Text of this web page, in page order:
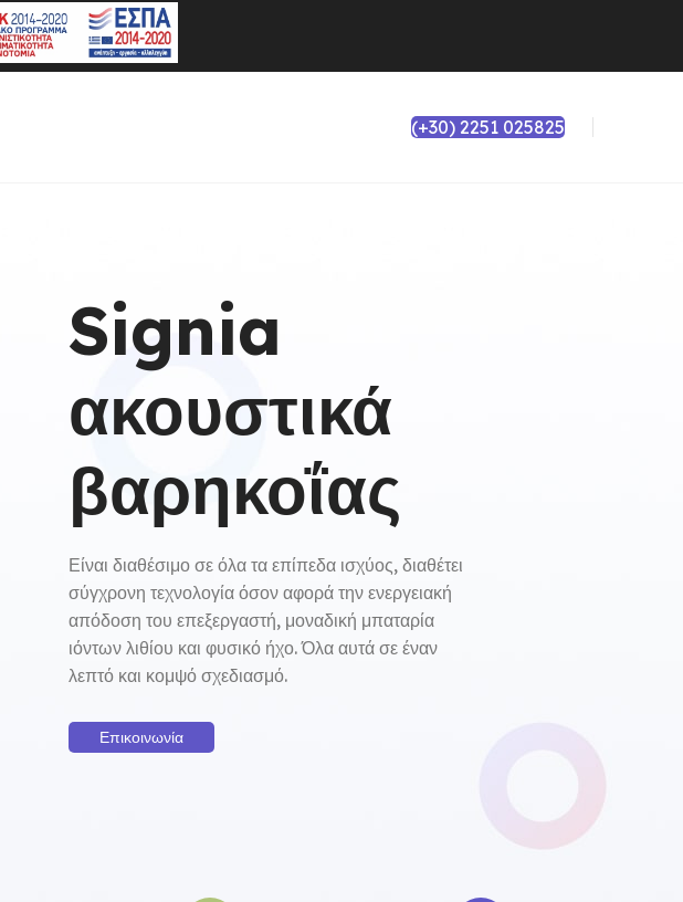
(+30) 2251 025825
Signia
ακουστικά
βαρηκοΐας
Είναι διαθέσιμο σε όλα τα επίπεδα ισχύος, διαθέτει
σύγχρονη τεχνολογία όσον αφορά την ενεργειακή
απόδοση του επεξεργαστή, μοναδική μπαταρία
ιόντων λιθίου και φυσικό ήχο. Όλα αυτά σε έναν
λεπτό και κομψό σχεδιασμό.
Επικοινωνία